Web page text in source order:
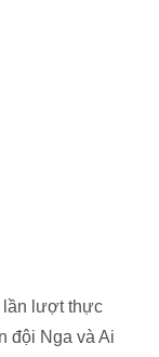
lần lượt thực
đội Nga và Ai